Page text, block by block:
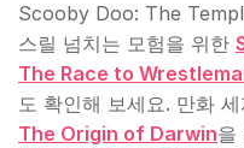
Scooby Doo: The
스릴 넘치는 모험을 위한
The Race to
도 확인해 보세요. 만화
The Origin of Darwin을